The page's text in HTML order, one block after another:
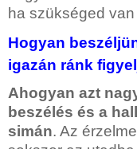
ha szükséged van
Hogyan
igazán ránk
Ahogyan azt
beszélés és a
simán. Az